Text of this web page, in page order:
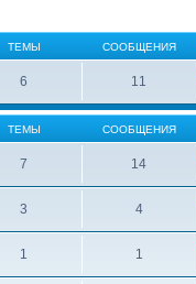
ТЕМЫ СООБЩЕНИЯ
6 11
ТЕМЫ СООБЩЕНИЯ
7 14
3 4
1 1